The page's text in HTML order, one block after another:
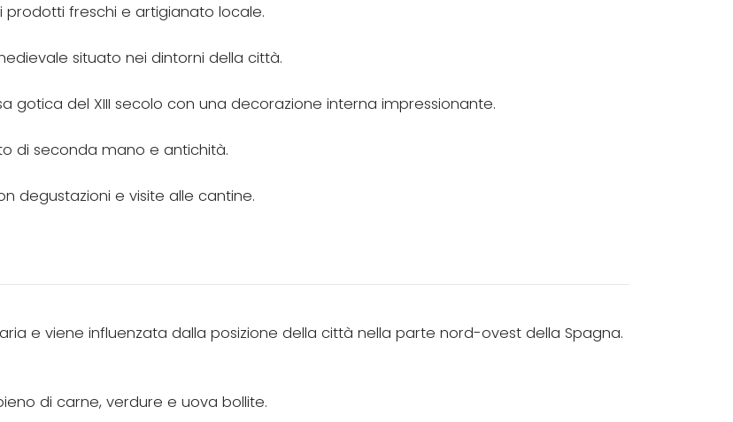
prodotti freschi e artigianato locale.
situato nei dintorni della città.
gotica del XIII secolo con una decorazione interna impressionante.
di seconda mano e antichità.
degustazioni e visite alle cantine.
e viene influenzata dalla posizione della città nella parte nord-ovest della Spagna.
di carne, verdure e uova bollite.